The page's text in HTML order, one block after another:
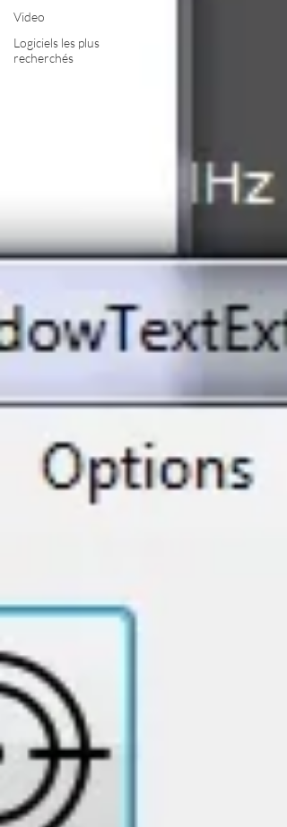
Video
Logiciels les plus
recherchés